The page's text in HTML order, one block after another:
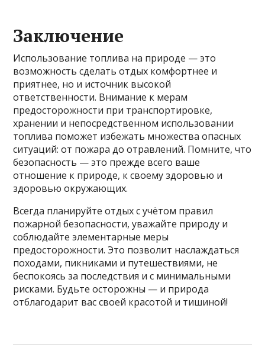
Заключение
Использование топлива на природе — это
возможность сделать отдых комфортнее и
приятнее, но и источник высокой
ответственности. Внимание к мерам
предосторожности при транспортировке,
хранении и непосредственном использовании
топлива поможет избежать множества опасных
ситуаций: от пожара до отравлений. Помните, что
безопасность — это прежде всего ваше
отношение к природе, к своему здоровью и
здоровью окружающих.
Всегда планируйте отдых с учётом правил
пожарной безопасности, уважайте природу и
соблюдайте элементарные меры
предосторожности. Это позволит наслаждаться
походами, пикниками и путешествиями, не
беспокоясь за последствия и с минимальными
рисками. Будьте осторожны — и природа
отблагодарит вас своей красотой и тишиной!